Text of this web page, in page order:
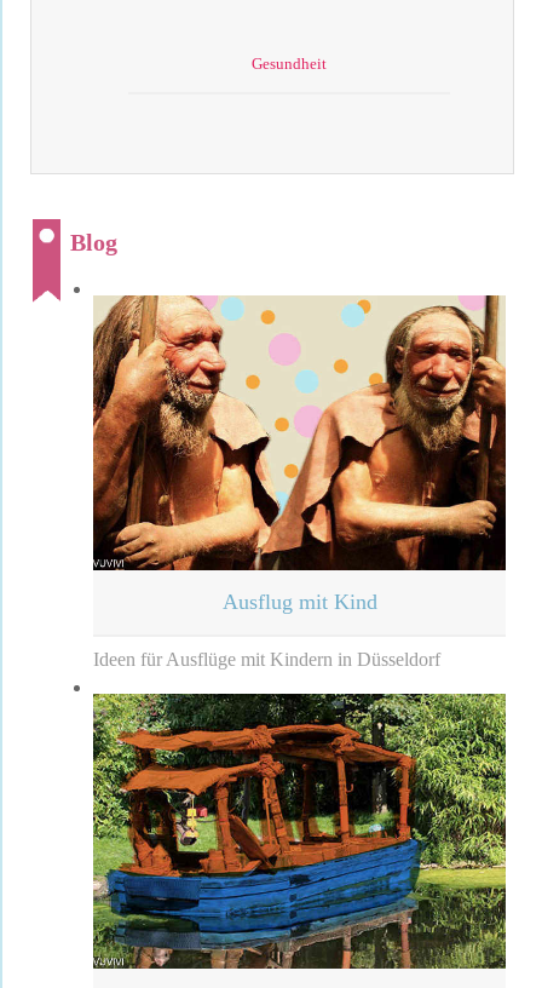
Gesundheit
Blog
Ausflug mit Kind
Ideen für Ausflüge mit Kindern in Düsseldorf